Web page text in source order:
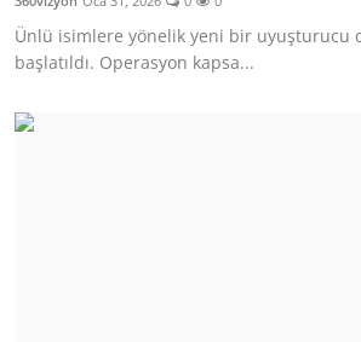
Ünlü isimlere yönelik yeni bir uyuşturucu
başlatıldı. Operasyon kapsa...